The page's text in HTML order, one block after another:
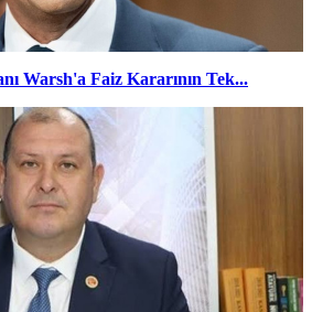
Warsh'a Faiz Kararının Tek...